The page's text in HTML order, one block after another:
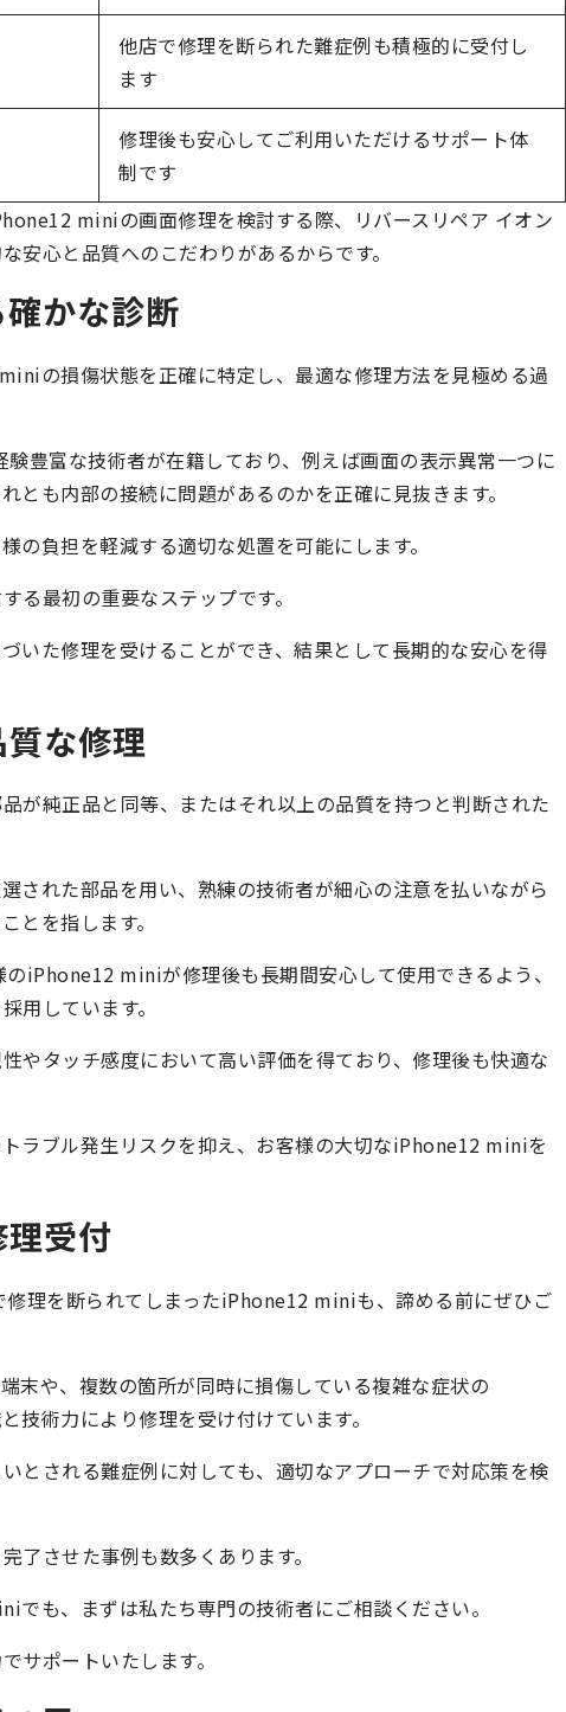
他店で修理を断られた難症例も積極的に受付し
ます
修理後も安心してご利用いただけるサポート体
制です
miniの画面修理を検討する際、リバースリペア イオン
安心と品質へのこだわりがあるからです。
かな診断
の損傷状態を正確に特定し、最適な修理方法を見極める過
豊富な技術者が在籍しており、例えば画面の表示異常一つに
とも内部の接続に問題があるのかを正確に見抜きます。
の負担を軽減する適切な処置を可能にします。
る最初の重要なステップです。
いた修理を受けることができ、結果として長期的な安心を得
な修理
が純正品と同等、またはそれ以上の品質を持つと判断された
された部品を用い、熟練の技術者が細心の注意を払いながら
とを指します。
iPhone12 miniが修理後も長期間安心して使用できるよう、
用しています。
やタッチ感度において高い評価を得ており、修理後も快適な
ラブル発生リスクを抑え、お客様の大切なiPhone12 miniを
受付
修理を断られてしまったiPhone12 miniも、諦める前にぜひご
末や、複数の箇所が同時に損傷している複雑な症状の
術力により修理を受け付けています。
とされる難症例に対しても、適切なアプローチで対応策を検
了させた事例も数多くあります。
も、まずは私たち専門の技術者にご相談ください。
サポートいたします。